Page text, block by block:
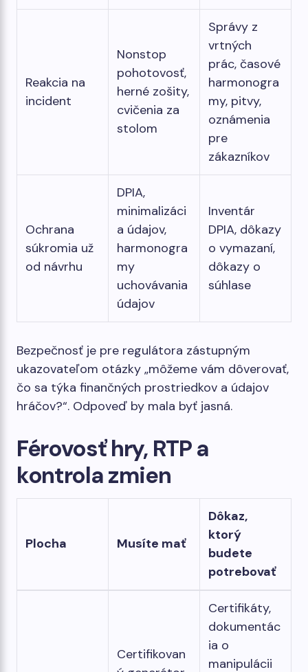
Reakcia na
incident
Nonstop
pohotovosť,
herné zošity,
cvičenia za
stolom
Správy z
vrtných
prác, časové
harmonogra
my, pitvy,
oznámenia
pre
zákazníkov
Ochrana
súkromia už
od návrhu
DPIA,
minimalizáci
a údajov,
harmonogra
my
uchovávania
údajov
Inventár
DPIA, dôkazy
o vymazaní,
dôkazy o
súhlase
Bezpečnosť je pre regulátora zástupným
ukazovateľom otázky „môžeme vám dôverovať,
čo sa týka finančných prostriedkov a údajov
hráčov?“. Odpoveď by mala byť jasná.
Férovosť hry, RTP a
kontrola zmien
Plocha Musíte mať
Dôkaz,
ktorý
budete
potrebovať
Certifikovan
Certifikáty,
dokumentác
ia o
manipulácii